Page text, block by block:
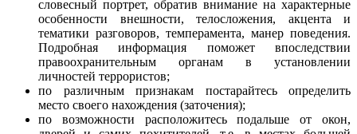
словесный портрет, обратив внимание на характерные
особенности внешности, телосложения, акцента и
тематики разговоров, темперамента, манер поведения.
Подробная информация поможет впоследствии
правоохранительным органам в установлении
личностей террористов;
по различным признакам постарайтесь определить
место своего нахождения (заточения);
по возможности расположитесь подальше от окон,